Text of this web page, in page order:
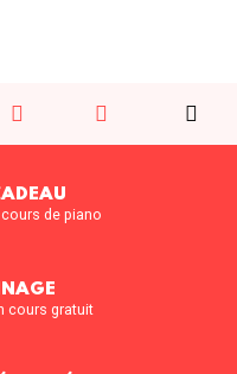
de piano
cours gratuit